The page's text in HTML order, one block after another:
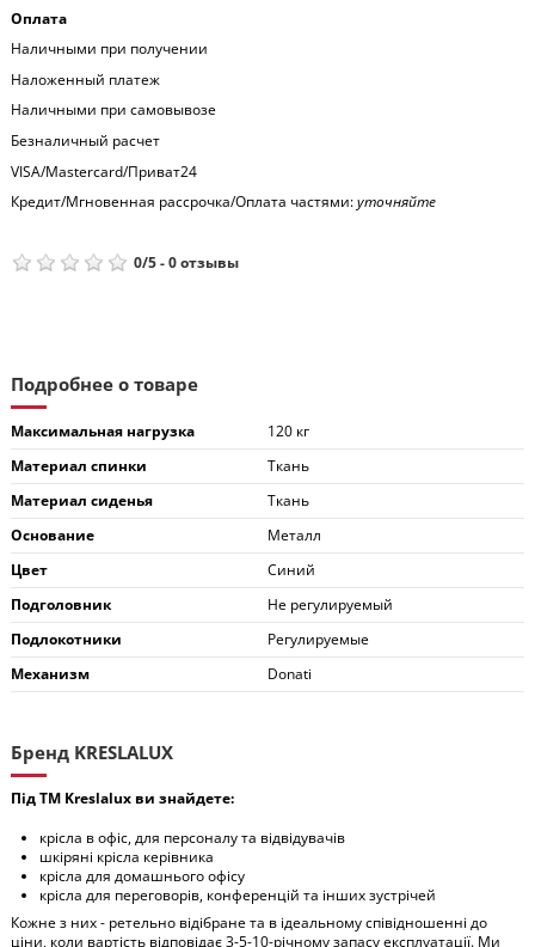
Оплата
Наличными при получении
Наложенный платеж
Наличными при самовывозе
Безналичный расчет
VISA/Mastercard/Приват24
Кредит/Мгновенная рассрочка/Оплата частями:уточняйте
0/5-0отзывы
Подробнее о товаре
Максимальная нагрузка
120 кг
Материал спинки
Ткань
Материал сиденья
Ткань
Основание
Металл
Цвет
Синий
Подголовник
Не регулируемый
Подлокотники
Регулируемые
Механизм
Donati
Бренд KRESLALUX
Під ТМ Kreslalux ви знайдете:
крісла в офіс, для персоналу та відвідувачів
шкіряні крісла керівника
крісла для домашнього офісу
крісла для переговорів, конференцій та інших зустрічей
Кожне з них - ретельно відібране та в ідеальному співідношенні до
ціни, коли вартість відповідає 3-5-10-річному запасу експлуатації. Ми